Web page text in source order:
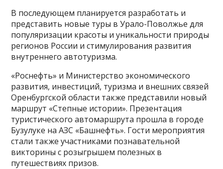
В последующем планируется разработать и
представить новые туры в Урало-Поволжье для
популяризации красоты и уникальности природы
регионов России и стимулирования развития
внутреннего автотуризма.
«Роснефть» и Министерство экономического
развития, инвестиций, туризма и внешних связей
Оренбургской области также представили новый
маршрут «Степные истории». Презентация
туристического автомаршрута прошла в городе
Бузулуке на АЗС «Башнефть». Гости мероприятия
стали также участниками познавательной
викторины с розыгрышем полезных в
путешествиях призов.